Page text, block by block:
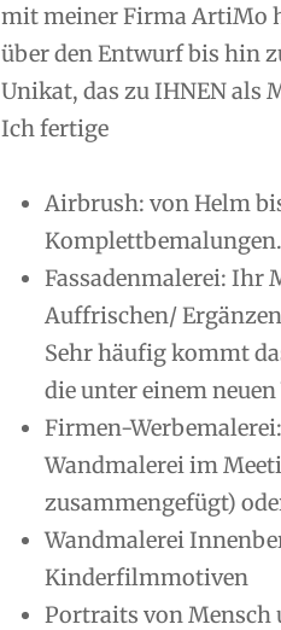
mit meiner Firma ArtiMo
über den Entwurf bis hin
Unikat, das zu IHNEN als
Ich fertige
Airbrush: von Helm
Komplettbemalungen.
Fassadenmalerei: Ihr
Auffrischen/
Sehr häufig kommt
die unter einem
Firmen-
Wandmalerei im
zusammengefügt)
Wandmalerei
Kinderfilmmotiven
Portraits von Mensch